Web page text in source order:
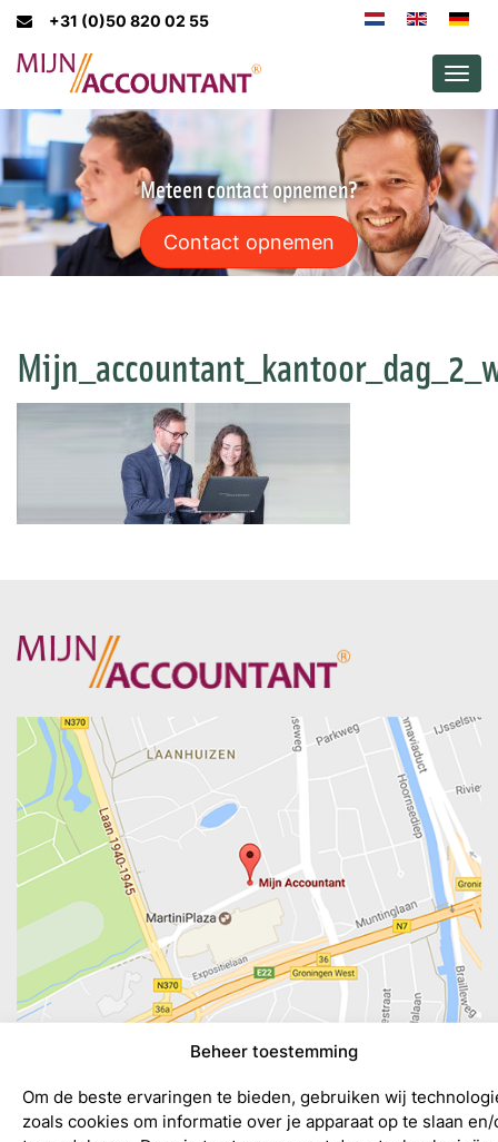
Beheer toestemming
Om de beste ervaringen te bieden, gebruiken wij
zoals cookies om informatie over je apparaat op te slaan
+31 (0)50 820 02 55
Meteen contact opnemen?
Contact opnemen